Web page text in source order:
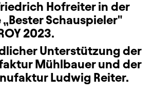
Hofreiter in der
„Bester Schauspieler"
2023.
Unterstützung der
Mühlbauer und der
Ludwig Reiter.